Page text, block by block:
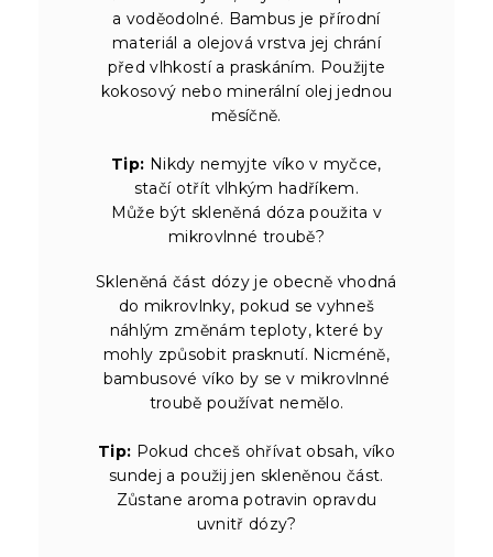
a voděodolné. Bambus je přírodní
materiál a olejová vrstva jej chrání
před vlhkostí a praskáním. Použijte
kokosový nebo minerální olej jednou
měsíčně.
Tip: Nikdy nemyjte víko v myčce,
stačí otřít vlhkým hadříkem.
Může být skleněná dóza použita v
mikrovlnné troubě?
Skleněná část dózy je obecně vhodná
do mikrovlnky, pokud se vyhneš
náhlým změnám teploty, které by
mohly způsobit prasknutí. Nicméně,
bambusové víko by se v mikrovlnné
troubě používat nemělo.
Tip: Pokud chceš ohřívat obsah, víko
sundej a použij jen skleněnou část.
Zůstane aroma potravin opravdu
uvnitř dózy?